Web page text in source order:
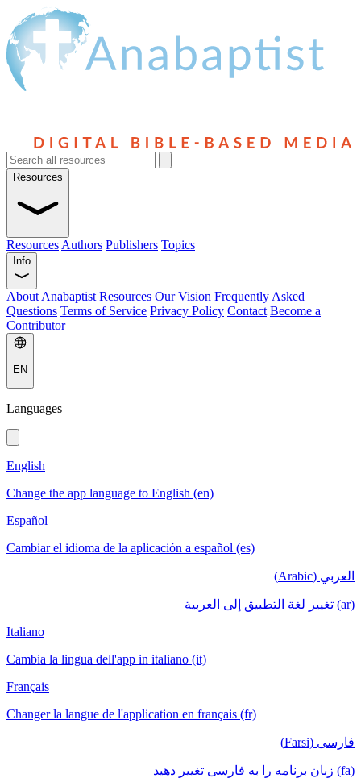
Resources
Resources Authors Publishers Topics
Info
About Anabaptist Resources Our Vision Frequently Asked
Questions Terms of Service Privacy Policy Contact Become a
Contributor
EN
Languages
English
Change the app language to English (en)
Español
Cambiar el idioma de la aplicación a español (es)
العربي (Arabic)
(ar) تغيير لغة التطبيق إلى العربية
Italiano
Cambia la lingua dell'app in italiano (it)
Français
Changer la langue de l'application en français (fr)
فارسی (Farsi)
(fa) زبان برنامه را به فارسی تغییر دهید